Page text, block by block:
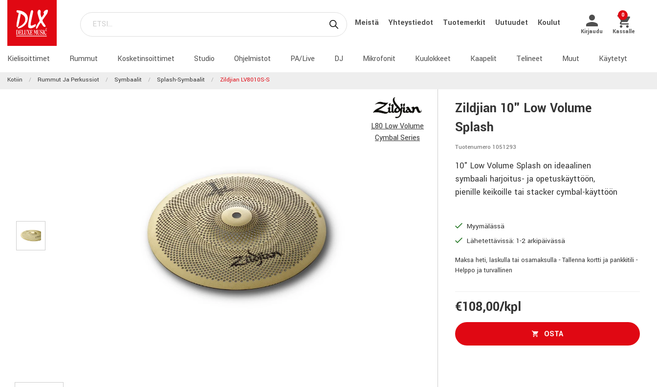
Meistä Yhteystiedot Tuotemerkit Uutuudet Koulut
Kirjaudu
0
Kassalle
Kielisoittimet Rummut Kosketinsoittimet Studio Ohjelmistot PA/Live DJ Mikrofonit Kuulokkeet Kaapelit Telineet Muut Käytetyt
Kotiin Rummut Ja Perkussiot Symbaalit Splash-Symbaalit Zildjian LV8010S-S
L80 Low Volume
Cymbal Series
Zildjian 10" Low Volume
Splash
Tuotenumero 1051293
10" Low Volume Splash on ideaalinen
symbaali harjoitus- ja opetuskäyttöön,
pienille keikoille tai stacker cymbal-käyttöön
Myymälässä
Lähetettävissä: 1-2 arkipäivässä
Maksa heti, laskulla tai osamaksulla - Tallenna kortti ja pankkitili -
Helppo ja turvallinen
€108,00/kpl
OSTA